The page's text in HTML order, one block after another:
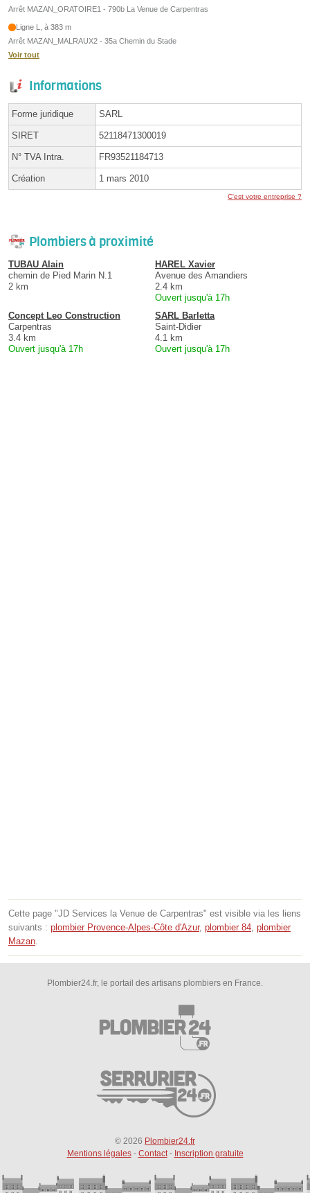
Arrêt MAZAN_ORATOIRE1 - 790b La Venue de Carpentras
Ligne L, à 383 m
Arrêt MAZAN_MALRAUX2 - 35a Chemin du Stade
Voir tout
Informations
Forme juridique SARL
SIRET 52118471300019
N° TVA Intra. FR93521184713
Création 1 mars 2010
C'est votre entreprise ?
Plombiers à proximité
TUBAU Alain
chemin de Pied Marin N.1
2 km
HAREL Xavier
Avenue des Amandiers
2.4 km
Ouvert jusqu'à 17h
Concept Leo Construction
Carpentras
3.4 km
Ouvert jusqu'à 17h
SARL Barletta
Saint-Didier
4.1 km
Ouvert jusqu'à 17h
Cette page "JD Services la Venue de Carpentras" est visible via les liens
suivants : plombier Provence-Alpes-Côte d'Azur, plombier 84, plombier
Mazan.
Plombier24.fr, le portail des artisans plombiers en France.
© 2026 Plombier24.fr
Mentions légales- Contact- Inscription gratuite